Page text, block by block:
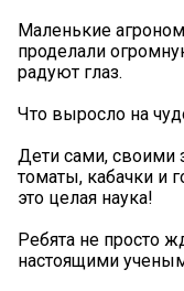
Маленькие
проделали
радуют глаз.
Что выросло на
Дети сами, своими
томаты, кабачки и
это целая наука!
Ребята не просто
настоящими